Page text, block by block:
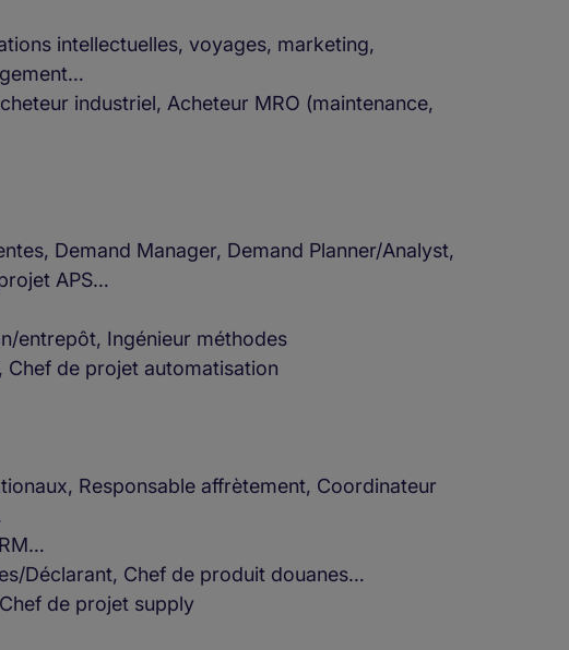
intellectuelles, voyages, marketing,
industriel, Acheteur MRO (maintenance,
Demand Manager, Demand Planner/Analyst,
APS…
entrepôt, Ingénieur méthodes
de projet automatisation
Responsable affrètement, Coordinateur
Déclarant, Chef de produit douanes…
de projet supply